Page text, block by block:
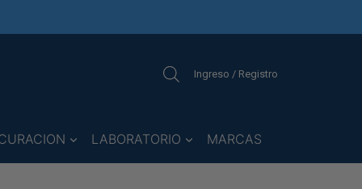
Ingreso / Registro
LABORATORIO MARCAS